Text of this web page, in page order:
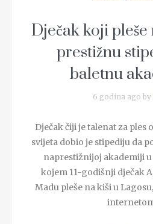
Dječak koji
prestižnu
baletnu
6 godina ago by
Dječak čiji je talenat za ples
svijeta dobio je stipediju da
naprestižnijoj akademiji
kojem 11-godišnji dječak
Madu pleše na kiši u